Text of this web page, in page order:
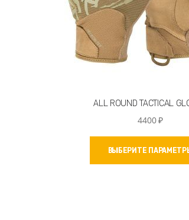
ALL ROUND TACTICAL
4400₽
ВЫБЕРИТЕ